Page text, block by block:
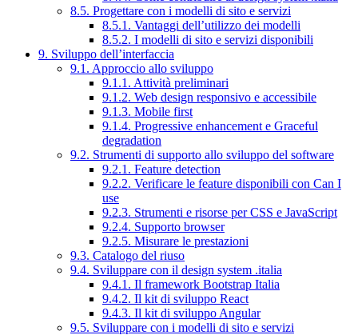
8.5. Progettare con i modelli di sito e servizi
8.5.1. Vantaggi dell’utilizzo dei modelli
8.5.2. I modelli di sito e servizi disponibili
9. Sviluppo dell’interfaccia
9.1. Approccio allo sviluppo
9.1.1. Attività preliminari
9.1.2. Web design responsivo e accessibile
9.1.3. Mobile first
9.1.4. Progressive enhancement e Graceful
degradation
9.2. Strumenti di supporto allo sviluppo del software
9.2.1. Feature detection
9.2.2. Verificare le feature disponibili con Can I
use
9.2.3. Strumenti e risorse per CSS e JavaScript
9.2.4. Supporto browser
9.2.5. Misurare le prestazioni
9.3. Catalogo del riuso
9.4. Sviluppare con il design system .italia
9.4.1. Il framework Bootstrap Italia
9.4.2. Il kit di sviluppo React
9.4.3. Il kit di sviluppo Angular
9.5. Sviluppare con i modelli di sito e servizi